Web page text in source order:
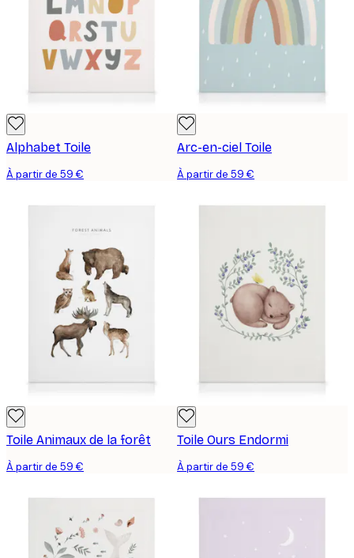
Alphabet Toile
À partir de 59 €
Arc-en-ciel Toile
À partir de 59 €
Toile Animaux de la forêt
À partir de 59 €
Toile Ours Endormi
À partir de 59 €